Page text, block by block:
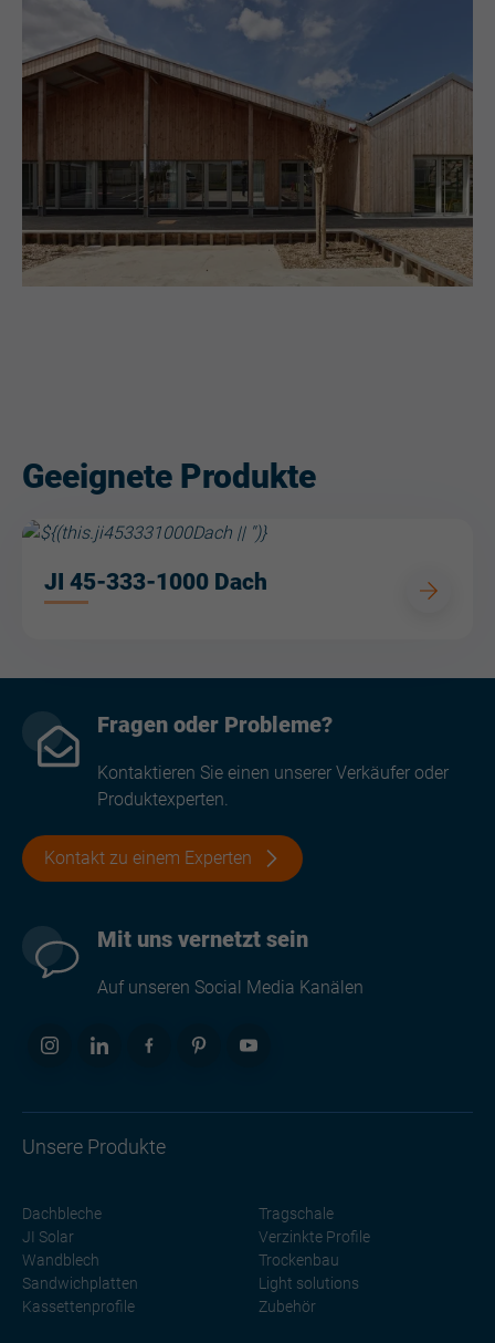
Geeignete Produkte
JI 45-333-1000 Dach
Fragen oder Probleme?
Kontaktieren Sie einen unserer Verkäufer oder
Produktexperten.
Kontakt zu einem Experten
Mit uns vernetzt sein
Auf unseren Social Media Kanälen
Unsere Produkte
Dachbleche
JI Solar
Wandblech
Sandwichplatten
Kassettenprofile
Tragschale
Verzinkte Profile
Trockenbau
Light solutions
Zubehör